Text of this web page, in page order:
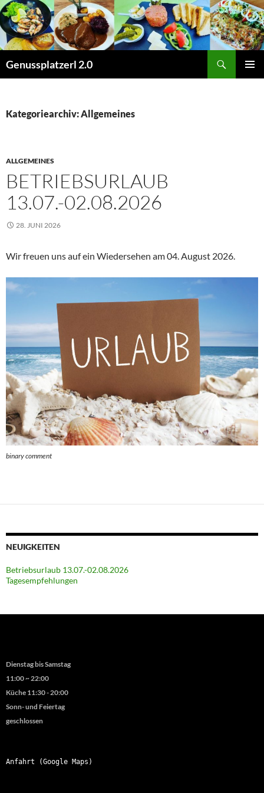
Zum
Inhalt
springen
Genussplatzerl 2.0
Kategoriearchiv: Allgemeines
ALLGEMEINES
BETRIEBSURLAUB
13.07.-02.08.2026
28. JUNI 2026
Wir freuen uns auf ein Wiedersehen am 04. August 2026.
binary comment
NEUIGKEITEN
Betriebsurlaub 13.07.-02.08.2026
Tagesempfehlungen
Dienstag bis Samstag
11:00 ~ 22:00
Küche 11:30 - 20:00
Sonn- und Feiertag
geschlossen
Anfahrt (Google Maps)